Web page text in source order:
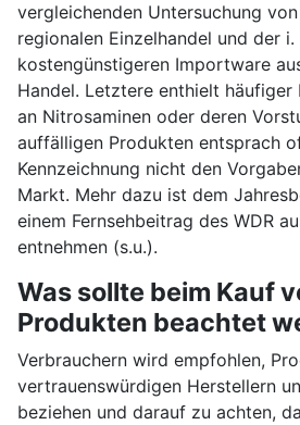
vergleichenden Untersuchung
regionalen Einzelhandel und der i.
kostengünstigeren Importware
Handel. Letztere enthielt häufiger
an Nitrosaminen oder deren
auffälligen Produkten entsprach
Kennzeichnung nicht den
Markt. Mehr dazu ist dem
einem Fernsehbeitrag des WDR
entnehmen (s.u.).
Was sollte beim Kauf
Produkten beachtet
Verbrauchern wird empfohlen,
vertrauenswürdigen Herstellern
beziehen und darauf zu achten,